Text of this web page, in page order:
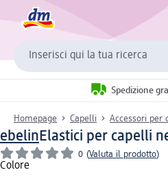
Inserisci qui la tua ricerca
Spedizione
Homepage Capelli Accessori per
ebelinElastici per capelli
0 (Valuta il prodotto)
Colore